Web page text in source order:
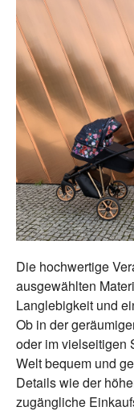
Die hochwertige
ausgewählten
Langlebigkeit und
Ob in der
oder im vielseitigen
Welt bequem und
Details wie der
zugängliche